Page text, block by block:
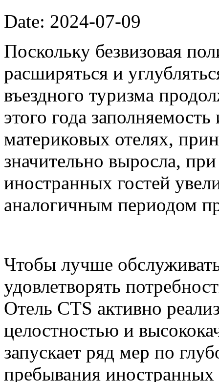
Date: 2024-07-09
Поскольку безвизовая
расширяться и
въездного туризма
этого года
материковых отелях,
значительно выросла,
иностранных гостей
аналогичным периодом
Чтобы лучше
удовлетворять
Отель CTS активно
целостностью и
запускает ряд мер по
пребывания иностранных